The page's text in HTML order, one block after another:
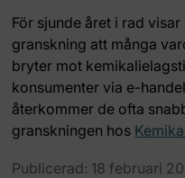
För sjunde året i rad
granskning att många
bryter mot
konsumenter via e-
återkommer de ofta
granskningen hos
Publicerad: 18 februari